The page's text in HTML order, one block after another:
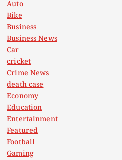
Auto
Bike
Business
Business News
Car
cricket
Crime News
death case
Economy
Education
Entertainment
Featured
Football
Gaming